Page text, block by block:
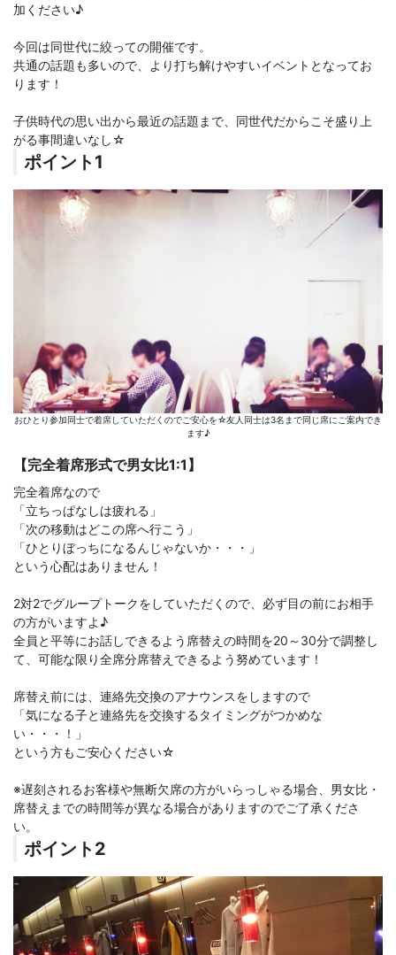
加ください♪
今回は同世代に絞っての開催です。
共通の話題も多いので、より打ち解けやすいイベントとなってお
ります！
子供時代の思い出から最近の話題まで、同世代だからこそ盛り上
がる事間違いなし☆
ポイント1
おひとり参加同士で着席していただくのでご安心を☆友人同士は3名まで同じ席にご案内でき
ます♪
【完全着席形式で男女比1:1】
完全着席なので
「立ちっぱなしは疲れる」
「次の移動はどこの席へ行こう」
「ひとりぼっちになるんじゃないか・・・」
という心配はありません！
2対2でグループトークをしていただくので、必ず目の前にお相手
の方がいますよ♪
全員と平等にお話しできるよう席替えの時間を20～30分で調整し
て、可能な限り全席分席替えできるよう努めています！
席替え前には、連絡先交換のアナウンスをしますので
「気になる子と連絡先を交換するタイミングがつかめな
い・・・！」
という方もご安心ください☆
※遅刻されるお客様や無断欠席の方がいらっしゃる場合、男女比・
席替えまでの時間等が異なる場合がありますのでご了承くださ
い。
ポイント2